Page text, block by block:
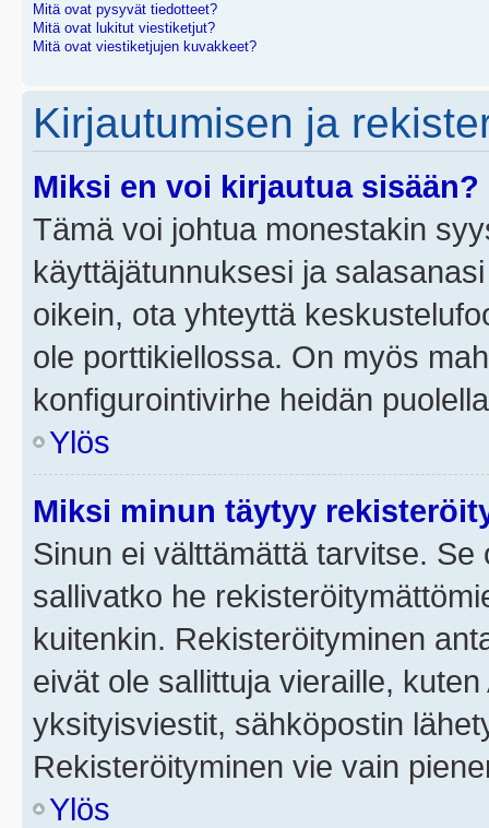
Mitä ovat pysyvät tiedotteet?
Mitä ovat lukitut viestiketjut?
Mitä ovat viestiketjujen kuvakkeet?
Kirjautumisen ja
Miksi en voi kirjautua sisään?
Tämä voi johtua monestakin
käyttäjätunnuksesi ja
oikein, ota yhteyttä
ole porttikiellossa. On myös
konfigurointivirhe heidän
Ylös
Miksi minun täytyy
Sinun ei välttämättä tarvitse.
sallivatko he
kuitenkin. Rekisteröityminen
eivät ole sallittuja vieraille,
yksityisviestit, sähköpostin
Rekisteröityminen vie vain
Ylös